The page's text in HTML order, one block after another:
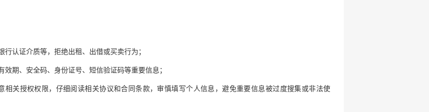
行认证介质等，拒绝出租、出借或买卖行为；
效期、安全码、身份证号、短信验证码等重要信息；
相关授权权限，仔细阅读相关协议和合同条款，审慎填写个人信息，避免重要信息被过度搜集或非法使